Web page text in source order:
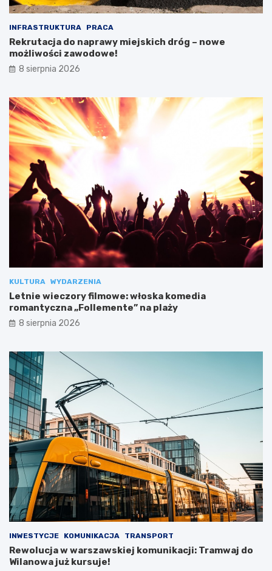
INFRASTRUKTURA PRACA
Rekrutacja do naprawy miejskich dróg – nowe
możliwości zawodowe!
8 sierpnia 2026
KULTURA WYDARZENIA
Letnie wieczory filmowe: włoska komedia
romantyczna „Follemente” na plaży
8 sierpnia 2026
INWESTYCJE KOMUNIKACJA TRANSPORT
Rewolucja w warszawskiej komunikacji: Tramwaj do
Wilanowa już kursuje!